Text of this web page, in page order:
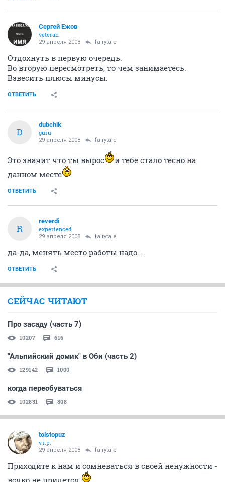
Сергей Ежов
veteran
29 апреля 2008 fairytale
Отдохнуть в первую очередь.
Во вторую пересмотреть, то чем занимаетесь.
Взвесить плюсы минусы.
ОТВЕТИТЬ
D
dubchik
guru
29 апреля 2008 fairytale
Это значит что ты вырос
и тебе стало тесно на
данном месте
ОТВЕТИТЬ
R
reverdi
experienced
29 апреля 2008 fairytale
да-да, менять место работы надо...
ОТВЕТИТЬ
СЕЙЧАС ЧИТАЮТ
Про засаду (часть 7)
10207 616
"Альпийский домик" в Оби (часть 2)
129142 1000
когда переобуваться
102831 808
tolstopuz
v.i.p.
29 апреля 2008 fairytale
Приходите к нам и сомневаться в своей ненужности -
всяко не придется.